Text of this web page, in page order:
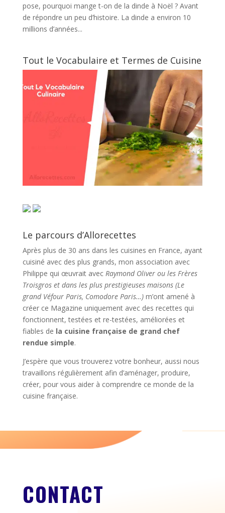
pose, pourquoi mange t-on de la dinde à Noël ? Avant
de répondre un peu d’histoire. La dinde a environ 10
millions d’années...
Tout le Vocabulaire et Termes de Cuisine
Le parcours d’Allorecettes
Après plus de 30 ans dans les cuisines en France, ayant
cuisiné avec des plus grands, mon association avec
Philippe qui œuvrait avec Raymond Oliver ou les Frères
Troisgros et dans les plus prestigieuses maisons (Le
grand Véfour Paris, Comodore Paris…)m’ont amené à
créer ce Magazine uniquement avec des recettes qui
fonctionnent, testées et re-testées, améliorées et
fiables de la cuisine française de grand chef
rendue simple.
J’espère que vous trouverez votre bonheur, aussi nous
travaillons régulièrement afin d’aménager, produire,
créer, pour vous aider à comprendre ce monde de la
cuisine française.
CONTACT